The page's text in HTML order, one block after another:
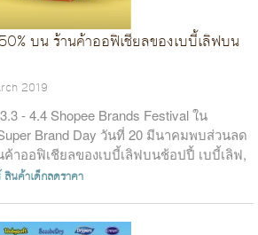
บน ร้านค้าออฟิเชียลของเบบี้เลิฟบน
2019
- 4.4 Shopee Brands Festival ใน
Brand Day วันที่ 20 มีนาคมพบส่วนลด
าออฟิเชียลของเบบี้เลิฟบนช้อปปี้ เบบี้เลิฟ,
สินค้าเด็กลดราคา